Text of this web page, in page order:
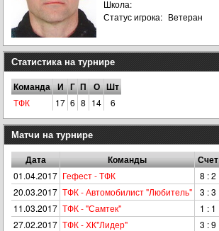
Школа:
Статус игрока: Ветеран
Статистика на турнире
Команда И Г П О Шт
ТФК 17 6 8 14 6
Матчи на турнире
Дата Команды Счет
01.04.2017 Гефест - ТФК 8 : 2
20.03.2017 ТФК - Автомобилист "Любитель" 3 : 3
11.03.2017 ТФК - "Самтек" 1 : 1
27.02.2017 ТФК - ХК"Лидер" 3 : 9